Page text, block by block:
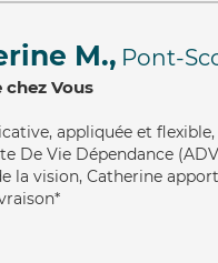
M., Pont-
chez Vous
, appliquée et
De Vie Dépendance
la vision, Catherine